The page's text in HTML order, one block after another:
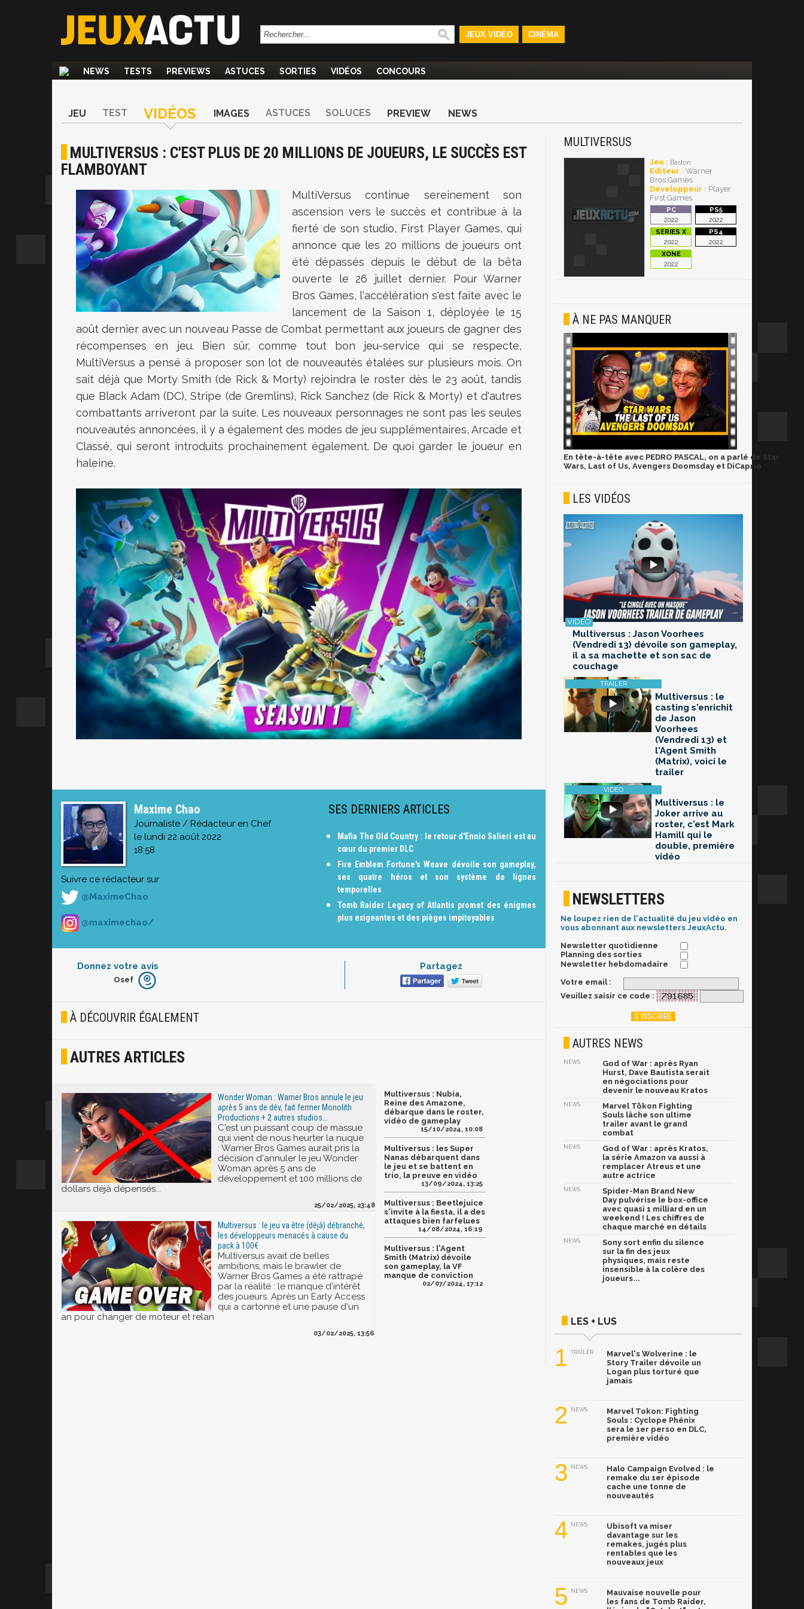
JEUX VIDÉO CINÉMA
NEWS TESTS PREVIEWS ASTUCES SORTIES VIDÉOS CONCOURS
JEU TEST VIDÉOS IMAGES ASTUCES SOLUCES PREVIEW NEWS
MULTIVERSUS : C'EST PLUS DE 20 MILLIONS DE JOUEURS, LE SUCCÈS EST
FLAMBOYANT
MultiVersus continue sereinement son
ascension vers le succès et contribue à la
fierté de son studio, First Player Games, qui
annonce que les 20 millions de joueurs ont
été dépassés depuis le début de la bêta
ouverte le 26 juillet dernier. Pour Warner
Bros Games, l'accélération s'est faite avec le
lancement de la Saison 1, déployée le 15
août dernier avec un nouveau Passe de Combat permettant aux joueurs de gagner des
récompenses en jeu. Bien sûr, comme tout bon jeu-service qui se respecte,
MultiVersus a pensé à proposer son lot de nouveautés étalées sur plusieurs mois. On
sait déjà que Morty Smith (de Rick & Morty) rejoindra le roster dès le 23 août, tandis
que Black Adam (DC), Stripe (de Gremlins), Rick Sanchez(de Rick & Morty) et d'autres
combattants arriveront par la suite. Les nouveaux personnages ne sont pas les seules
nouveautés annoncées, il y a également des modes de jeu supplémentaires, Arcade et
Classé, qui seront introduits prochainement également. De quoi garder le joueur en
haleine.
Maxime Chao
Journaliste / Rédacteur en Chef
le lundi 22 août 2022
18:58
Suivre ce rédacteur sur
@MaximeChao
@maximechao/
SES DERNIERS ARTICLES
Mafia The Old Country : le retour d'Ennio Salieri est au
cœur du premier DLC
Fire Emblem Fortune's Weave dévoile son gameplay,
ses quatre héros et son système de lignes
temporelles
Tomb Raider Legacy of Atlantis promet des énigmes
plus exigeantes et des pièges impitoyables
Donnez votre avis
Furieux
Joyeux
Osef
Partagez
À DÉCOUVRIR ÉGALEMENT
AUTRES ARTICLES
Wonder Woman : Warner Bros annule le jeu
après 5 ans de dév, fait fermer Monolith
Productions + 2 autres studios...
C'est un puissant coup de massue
qui vient de nous heurter la nuque
: Warner Bros Games aurait pris la
décision d'annuler le jeu Wonder
Woman après 5 ans de
développement et 100 millions de
dollars déjà dépensés...
25/02/2025, 23:48
Multiversus : le jeu va être (déjà) débranché,
les développeurs menacés à cause du
pack à 100€
Multiversus avait de belles
ambitions, mais le brawler de
Warner Bros Games a été rattrapé
par la réalité : le manque d'intérêt
des joueurs. Après un Early Access
qui a cartonné et une pause d'un
an pour changer de moteur et relan
03/02/2025, 13:56
Multiversus : Nubia,
Reine des Amazone,
débarque dans le roster,
vidéo de gameplay
15/10/2024, 10:08
Multiversus : les Super
Nanas débarquent dans
le jeu et se battent en
trio, la preuve en vidéo
13/09/2024, 13:25
Multiversus : Beetlejuice
s'invite à la fiesta, il a des
attaques bien farfelues
14/08/2024, 16:19
Multiversus : l'Agent
Smith (Matrix) dévoile
son gameplay, la VF
manque de conviction
02/07/2024, 17:12
MULTIVERSUS
Jeu : Baston
Editeur : Warner
Bros.Games
Développeur : Player
First Games
2022 2022
2022 2022
2022
À NE PAS MANQUER
En tête-à-tête avec PEDRO PASCAL, on a parlé de Star
Wars, Last of Us, Avengers Doomsday et DiCaprio
LES VIDÉOS
Multiversus : Jason Voorhees
(Vendredi 13) dévoile son gameplay,
il a sa machette et son sac de
couchage
Multiversus : le
casting s'enrichit
de Jason
Voorhees
(Vendredi 13) et
l'Agent Smith
(Matrix), voici le
trailer
Multiversus : le
Joker arrive au
roster, c'est Mark
Hamill qui le
double, première
vidéo
NEWSLETTERS
Ne loupez rien de l'actualité du jeu vidéo en
vous abonnant aux newsletters JeuxActu.
Newsletter quotidienne
Planning des sorties
Newsletter hebdomadaire
Votre email :
Veuillez saisir ce code :
AUTRES NEWS
NEWS
God of War : après Ryan
Hurst, Dave Bautista serait
en négociations pour
devenir le nouveau Kratos
NEWS
Marvel Tōkon Fighting
Souls lâche son ultime
trailer avant le grand
combat
NEWS
God of War : après Kratos,
la série Amazon va aussi à
remplacer Atreus et une
autre actrice
NEWS
Spider-Man Brand New
Day pulvérise le box-office
avec quasi 1 milliard en un
weekend ! Les chiffres de
chaque marché en détails
NEWS
Sony sort enfin du silence
sur la fin des jeux
physiques, mais reste
insensible à la colère des
joueurs...
LES + LUS
1 TRAILER
Marvel's Wolverine : le
Story Trailer dévoile un
Logan plus torturé que
jamais
2 NEWS
Marvel Tokon: Fighting
Souls : Cyclope Phénix
sera le 1er perso en DLC,
première vidéo
3 NEWS
Halo Campaign Evolved : le
remake du 1er épisode
cache une tonne de
nouveautés
4 NEWS
Ubisoft va miser
davantage sur les
remakes, jugés plus
rentables que les
nouveaux jeux
5 NEWS
Mauvaise nouvelle pour
les fans de Tomb Raider,